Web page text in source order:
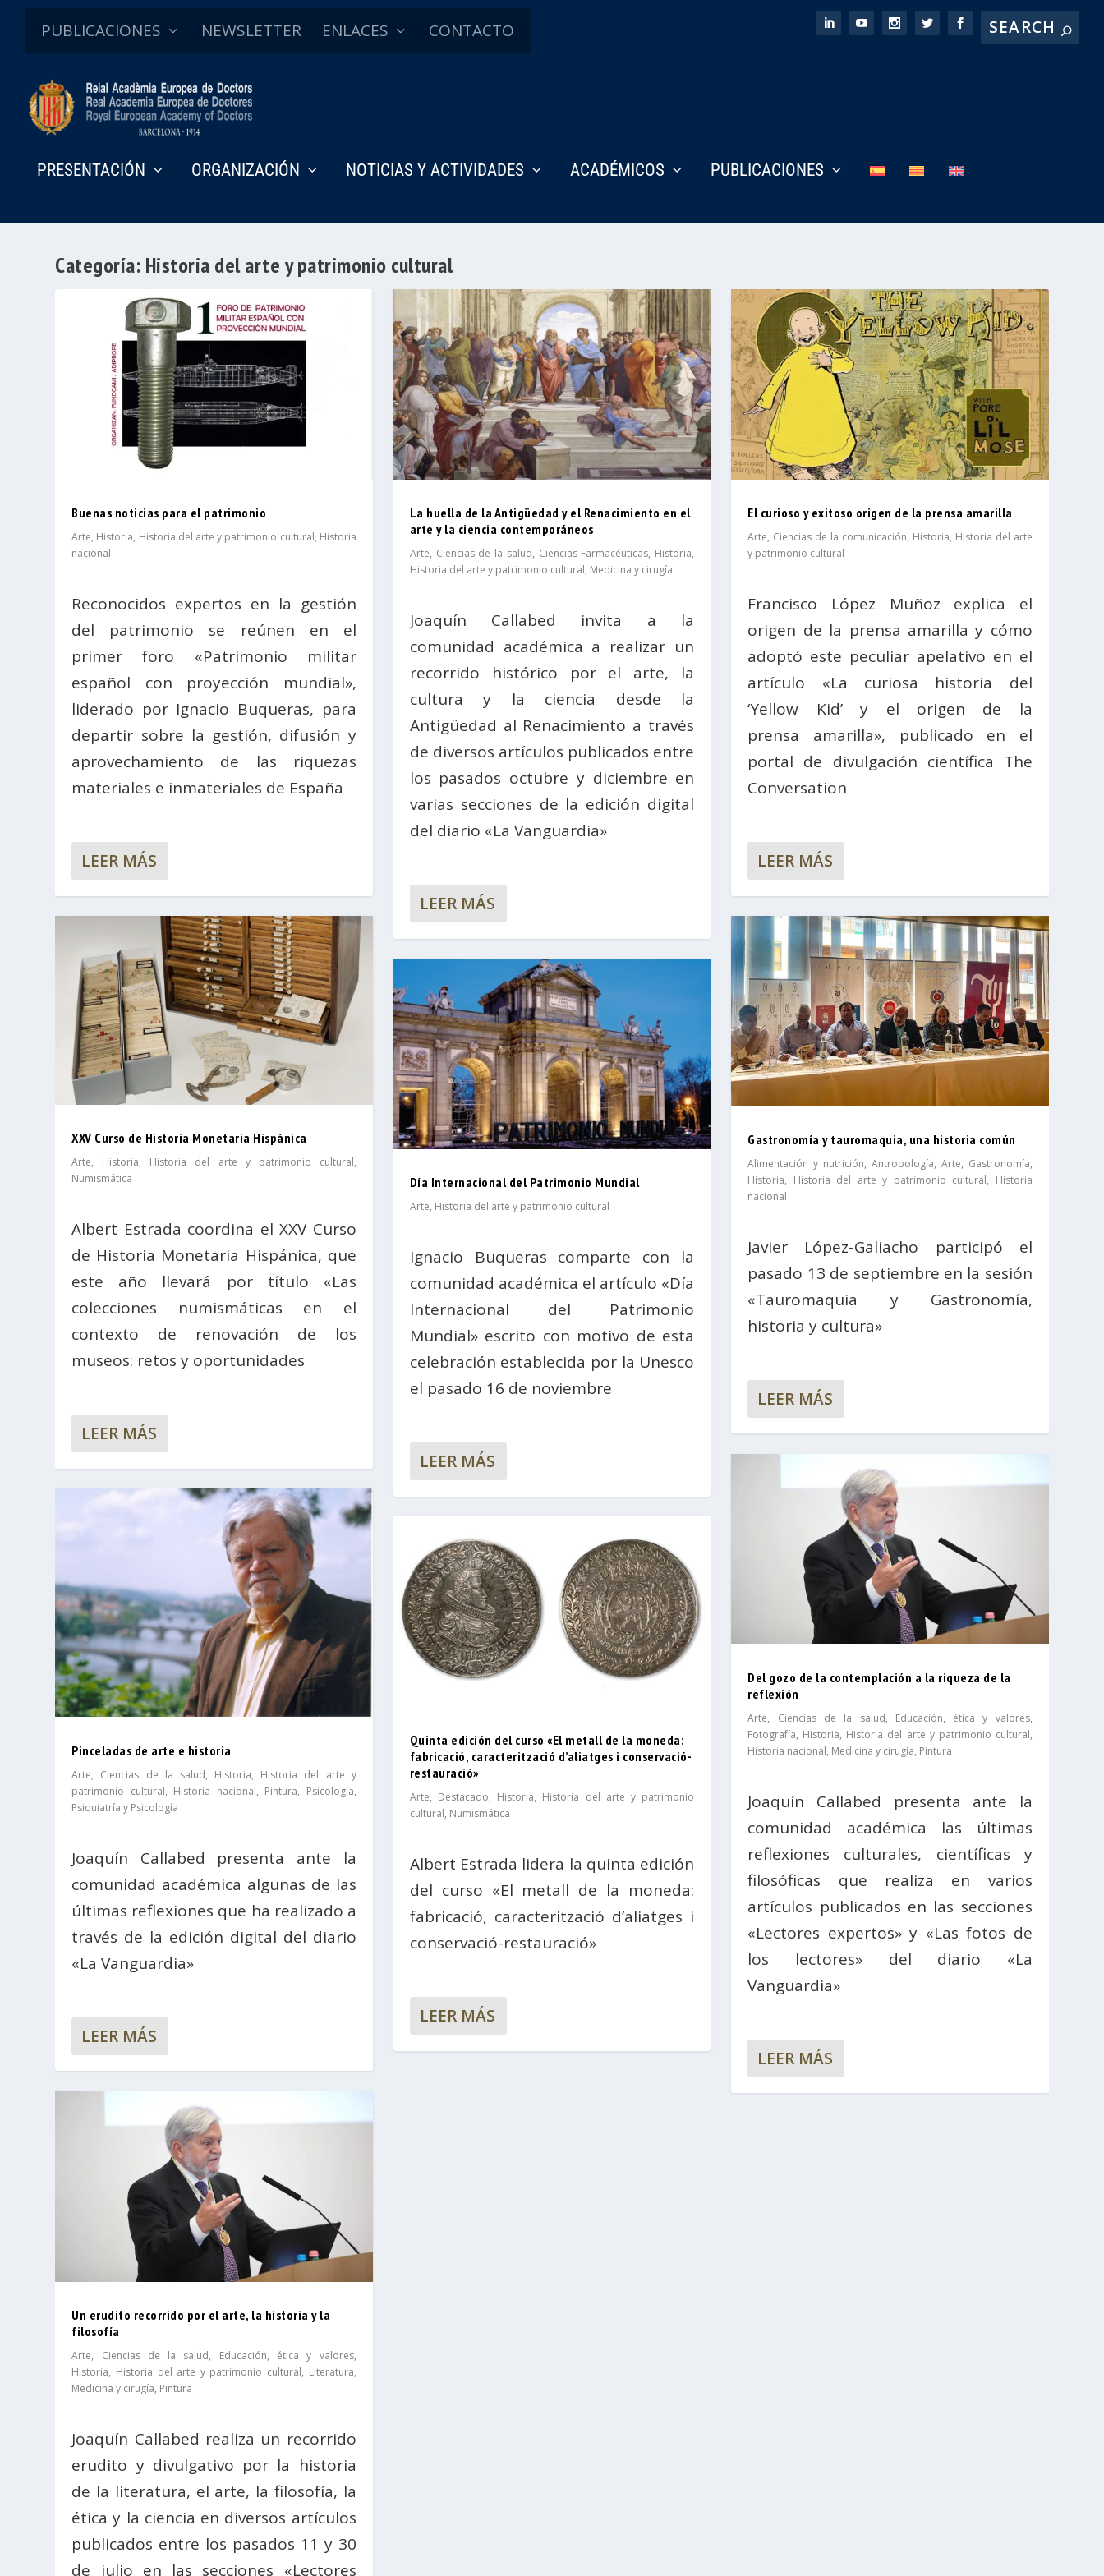
PUBLICACIONES NEWSLETTER ENLACES CONTACTO
PRESENTACIÓN ORGANIZACIÓN NOTICIAS Y ACTIVIDADES ACADÉMICOS PUBLICACIONES
Categoría: Historia del arte y patrimonio cultural
Buenas noticias para el patrimonio
Arte, Historia, Historia del arte y patrimonio cultural, Historia
nacional
Reconocidos expertos en la gestión
del patrimonio se reúnen en el
primer foro «Patrimonio militar
español con proyección mundial»,
liderado por Ignacio Buqueras, para
departir sobre la gestión, difusión y
aprovechamiento de las riquezas
materiales e inmateriales de España
LEER MÁS
XXV Curso de Historia Monetaria Hispánica
Arte, Historia, Historia del arte y patrimonio cultural,
Numismática
Albert Estrada coordina el XXV Curso
de Historia Monetaria Hispánica, que
este año llevará por título «Las
colecciones numismáticas en el
contexto de renovación de los
museos: retos y oportunidades
LEER MÁS
Pinceladas de arte e historia
Arte, Ciencias de la salud, Historia, Historia del arte y
patrimonio cultural, Historia nacional, Pintura, Psicología,
Psiquiatría y Psicología
Joaquín Callabed presenta ante la
comunidad académica algunas de las
últimas reflexiones que ha realizado a
través de la edición digital del diario
«La Vanguardia»
LEER MÁS
Un erudito recorrido por el arte, la historia y la
filosofía
Arte, Ciencias de la salud, Educación, ética y valores,
Historia, Historia del arte y patrimonio cultural, Literatura,
Medicina y cirugía, Pintura
Joaquín Callabed realiza un recorrido
erudito y divulgativo por la historia
de la literatura, el arte, la filosofía, la
ética y la ciencia en diversos artículos
publicados entre los pasados 11 y 30
de julio en las secciones «Lectores
La huella de la Antigüedad y el Renacimiento en el
arte y la ciencia contemporáneos
Arte, Ciencias de la salud, Ciencias Farmacéuticas, Historia,
Historia del arte y patrimonio cultural, Medicina y cirugía
Joaquín Callabed invita a la
comunidad académica a realizar un
recorrido histórico por el arte, la
cultura y la ciencia desde la
Antigüedad al Renacimiento a través
de diversos artículos publicados entre
los pasados octubre y diciembre en
varias secciones de la edición digital
del diario «La Vanguardia»
LEER MÁS
Día Internacional del Patrimonio Mundial
Arte, Historia del arte y patrimonio cultural
Ignacio Buqueras comparte con la
comunidad académica el artículo «Día
Internacional del Patrimonio
Mundial» escrito con motivo de esta
celebración establecida por la Unesco
el pasado 16 de noviembre
LEER MÁS
Quinta edición del curso «El metall de la moneda:
fabricació, caracterització d’aliatges i conservació-
restauració»
Arte, Destacado, Historia, Historia del arte y patrimonio
cultural, Numismática
Albert Estrada lidera la quinta edición
del curso «El metall de la moneda:
fabricació, caracterització d’aliatges i
conservació-restauració»
LEER MÁS
El curioso y exitoso origen de la prensa amarilla
Arte, Ciencias de la comunicación, Historia, Historia del arte
y patrimonio cultural
Francisco López Muñoz explica el
origen de la prensa amarilla y cómo
adoptó este peculiar apelativo en el
artículo «La curiosa historia del
‘Yellow Kid’ y el origen de la
prensa amarilla», publicado en el
portal de divulgación científica The
Conversation
LEER MÁS
Gastronomía y tauromaquia, una historia común
Alimentación y nutrición, Antropología, Arte, Gastronomía,
Historia, Historia del arte y patrimonio cultural, Historia
nacional
Javier López-Galiacho participó el
pasado 13 de septiembre en la sesión
«Tauromaquia y Gastronomía,
historia y cultura»
LEER MÁS
Del gozo de la contemplación a la riqueza de la
reflexión
Arte, Ciencias de la salud, Educación, ética y valores,
Fotografía, Historia, Historia del arte y patrimonio cultural,
Historia nacional, Medicina y cirugía, Pintura
Joaquín Callabed presenta ante la
comunidad académica las últimas
reflexiones culturales, científicas y
filosóficas que realiza en varios
artículos publicados en las secciones
«Lectores expertos» y «Las fotos de
los lectores» del diario «La
Vanguardia»
LEER MÁS